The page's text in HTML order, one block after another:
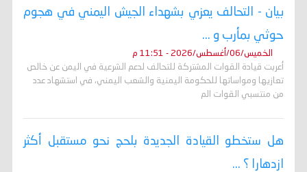
بيان - التحالف يعزي بشهداء الجيش اليمني في هجوم
حوثي بمأرب و ...
الخميس/06/أغسطس/2026 - 11:51 م
أعربت قيادة القوات المشتركة للتحالف لدعم الشرعية في اليمن عن خالص
تعازيها ومواساتها للحكومة اليمنية والشعب اليمني، في استشهاد عدد
من منتسبي القوات الم
هل ستخطو القيادة الجديدة بلحج نحو مستقبل أكثر
ازدهارا ؟ ...